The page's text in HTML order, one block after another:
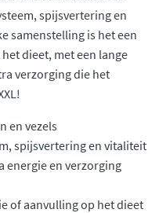
spijsvertering en
samenstelling is het een
dieet, met een lange
verzorging die het
en vezels
spijsvertering en vitaliteit
energie en verzorging
of aanvulling op het dieet